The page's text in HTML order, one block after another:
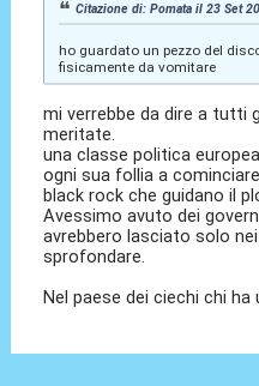
Citazione di: Pomata il 23 Set
ho guardato un pezzo del
fisicamente da vomitare
mi verrebbe da dire a tutti
meritate.
una classe politica
ogni sua follia a
black rock che guidano il
Avessimo avuto dei
avrebbero lasciato solo
sprofondare.
Nel paese dei ciechi chi